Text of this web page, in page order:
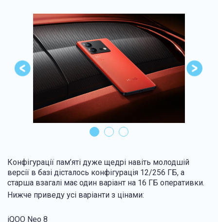
Конфігурації пам’яті дуже щедрі навіть молодшій
версії в базі дісталось конфігурація 12/256 ГБ, а
старша взагалі має один варіант на 16 ГБ оперативки.
Нижче приведу усі варіанти з цінами:
iQOO Neo 8